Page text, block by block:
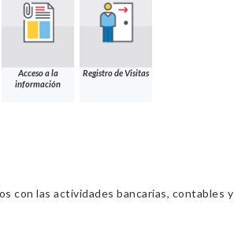
Acceso a la
información
Registro de Visitas
con las actividades bancarias, contables y